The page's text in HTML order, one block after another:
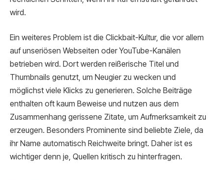
wird.
Ein weiteres Problem ist die Clickbait-Kultur, die vor allem
auf unseriösen Webseiten oder YouTube-Kanälen
betrieben wird. Dort werden reißerische Titel und
Thumbnails genutzt, um Neugier zu wecken und
möglichst viele Klicks zu generieren. Solche Beiträge
enthalten oft kaum Beweise und nutzen aus dem
Zusammenhang gerissene Zitate, um Aufmerksamkeit zu
erzeugen. Besonders Prominente sind beliebte Ziele, da
ihr Name automatisch Reichweite bringt. Daher ist es
wichtiger denn je, Quellen kritisch zu hinterfragen.